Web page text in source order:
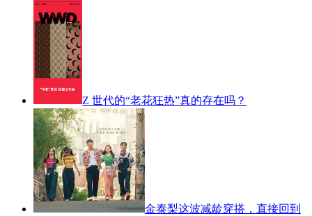
Z 世代的“老花狂热”真的存在吗？
金泰梨这波减龄穿搭，直接回到